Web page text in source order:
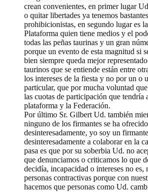
crean convenientes, en primer lugar
o quitar libertades ya tenemos
prohibicionistas, en segundo lugar es
Plataforma quien tiene medios y el
todas las peñas taurinas y un gran
porque un evento de esta magnitud si
bien siempre queda mejor
taurinos que se entiende están entre
los intereses de la fiesta y no por un o
particular, que por mucha voluntad
las cuotas de participación que tendría
plataforma y la Federación.
Por último Sr. Gilbert Ud. también
ninguno de los firmantes se ha
desinteresadamente, yo soy un
desinteresadamente a colaborar en la
pasa es que por su soberbia Ud. no
que denunciamos o criticamos lo que
decidía, incapacidad o intereses no es,
personas contractivas porque con
hacemos que personas como Ud.